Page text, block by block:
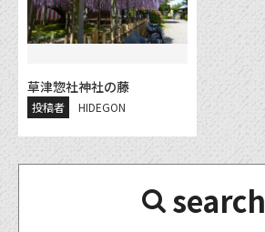
草津惣社神社の藤
投稿者 HIDEGON
search